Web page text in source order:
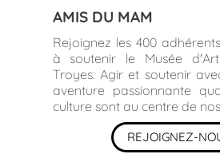
AMIS DU MAM
Rejoignez les 400
à soutenir le Musée
Troyes. Agir et soutenir
aventure passionnante
culture sont au centre de
REJOIGNEZ-